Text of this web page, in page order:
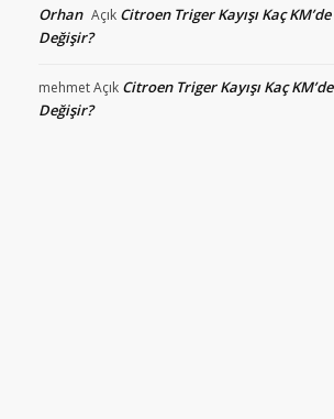
Orhan Açık Citroen Triger Kayışı Kaç KM’de
Değişir?
mehmetAçık Citroen Triger Kayışı Kaç KM’de
Değişir?